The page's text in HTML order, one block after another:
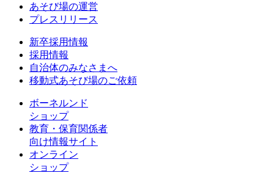
あそび場の運営
プレスリリース
新卒採用情報
採用情報
自治体のみなさまへ
移動式あそび場のご依頼
ボーネルンド
ショップ
教育・保育関係者
向け情報サイト
オンライン
ショップ